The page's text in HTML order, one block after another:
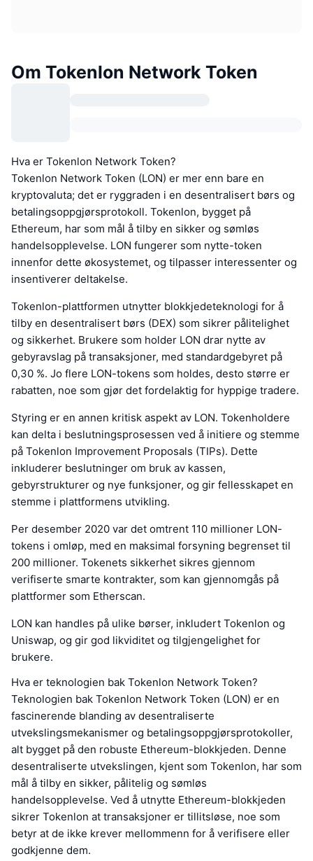
Om Tokenlon Network Token
Hva er Tokenlon Network Token?
Tokenlon Network Token (LON) er mer enn bare en
kryptovaluta; det er ryggraden i en desentralisert børs og
betalingsoppgjørsprotokoll. Tokenlon, bygget på
Ethereum, har som mål å tilby en sikker og sømløs
handelsopplevelse. LON fungerer som nytte-token
innenfor dette økosystemet, og tilpasser interessenter og
insentiverer deltakelse.
Tokenlon-plattformen utnytter blokkjedeteknologi for å
tilby en desentralisert børs (DEX) som sikrer pålitelighet
og sikkerhet. Brukere som holder LON drar nytte av
gebyravslag på transaksjoner, med standardgebyret på
0,30 %. Jo flere LON-tokens som holdes, desto større er
rabatten, noe som gjør det fordelaktig for hyppige tradere.
Styring er en annen kritisk aspekt av LON. Tokenholdere
kan delta i beslutningsprosessen ved å initiere og stemme
på Tokenlon Improvement Proposals (TIPs). Dette
inkluderer beslutninger om bruk av kassen,
gebyrstrukturer og nye funksjoner, og gir fellesskapet en
stemme i plattformens utvikling.
Per desember 2020 var det omtrent 110 millioner LON-
tokens i omløp, med en maksimal forsyning begrenset til
200 millioner. Tokenets sikkerhet sikres gjennom
verifiserte smarte kontrakter, som kan gjennomgås på
plattformer som Etherscan.
LON kan handles på ulike børser, inkludert Tokenlon og
Uniswap, og gir god likviditet og tilgjengelighet for
brukere.
Hva er teknologien bak Tokenlon Network Token?
Teknologien bak Tokenlon Network Token (LON) er en
fascinerende blanding av desentraliserte
utvekslingsmekanismer og betalingsoppgjørsprotokoller,
alt bygget på den robuste Ethereum-blokkjeden. Denne
desentraliserte utvekslingen, kjent som Tokenlon, har som
mål å tilby en sikker, pålitelig og sømløs
handelsopplevelse. Ved å utnytte Ethereum-blokkjeden
sikrer Tokenlon at transaksjoner er tillitsløse, noe som
betyr at de ikke krever mellommenn for å verifisere eller
godkjenne dem.